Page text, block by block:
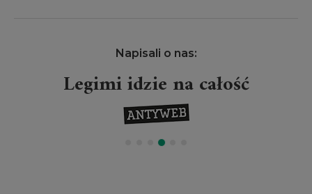
Napisali o nas:
Legimi idzie na całość